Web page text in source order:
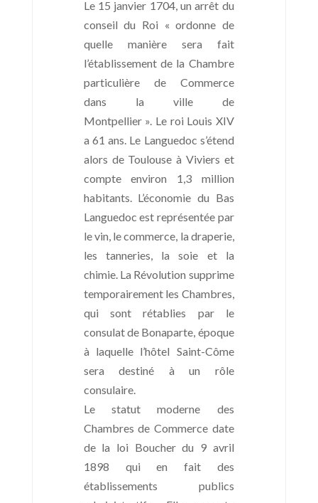
Le 15 janvier 1704, un arrêt du
conseil du Roi « ordonne de
quelle manière sera fait
l’établissement de la Chambre
particulière de Commerce
dans la ville de
Montpellier ». Le roi Louis XIV
a 61 ans. Le Languedoc s’étend
alors de Toulouse à Viviers et
compte environ 1,3 million
habitants. L’économie du Bas
Languedoc est représentée par
le vin, le commerce, la draperie,
les tanneries, la soie et la
chimie. La Révolution supprime
temporairement les Chambres,
qui sont rétablies par le
consulat de Bonaparte, époque
à laquelle l’hôtel Saint-Côme
sera destiné à un rôle
consulaire.
Le statut moderne des
Chambres de Commerce date
de la loi Boucher du 9 avril
1898 qui en fait des
établissements publics